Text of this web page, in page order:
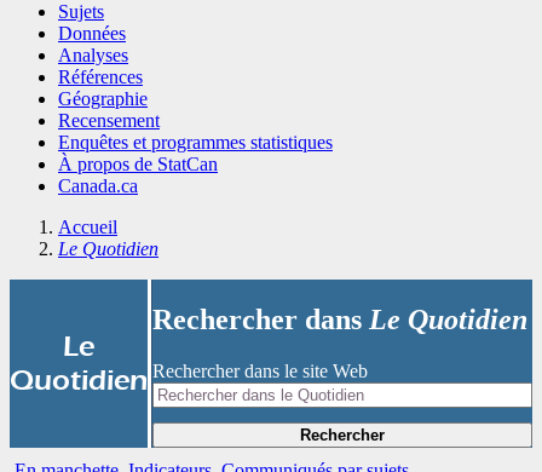
Sujets
Données
Analyses
Références
Géographie
Recensement
Enquêtes et programmes statistiques
À propos de StatCan
Canada.ca
Accueil
Le Quotidien
Le
Quotidien
Rechercher dans Le Quotidien
Rechercher dans le site Web
Rechercher